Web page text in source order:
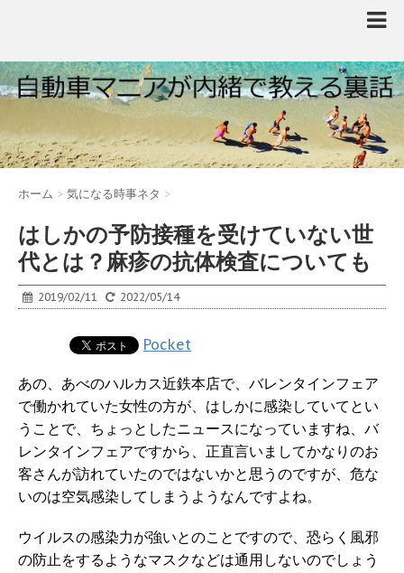
ホーム > 気になる時事ネタ >
はしかの予防接種を受けていない世
代とは？麻疹の抗体検査についても
2019/02/11 2022/05/14
Pocket
あの、あべのハルカス近鉄本店で、バレンタインフェア
で働かれていた女性の方が、はしかに感染していてとい
うことで、ちょっとしたニュースになっていますね、バ
レンタインフェアですから、正直言いましてかなりのお
客さんが訪れていたのではないかと思うのですが、危な
いのは空気感染してしまうようなんですよね。
ウイルスの感染力が強いとのことですので、恐らく風邪
の防止をするようなマスクなどは通用しないのでしょう